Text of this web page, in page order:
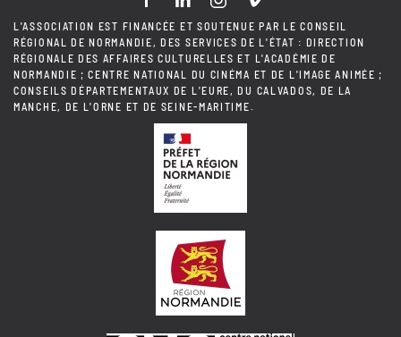
L'ASSOCIATION EST FINANCÉE ET SOUTENUE PAR LE CONSEIL
RÉGIONAL DE NORMANDIE, DES SERVICES DE L'ÉTAT : DIRECTION
RÉGIONALE DES AFFAIRES CULTURELLES ET L'ACADÉMIE DE
NORMANDIE ; CENTRE NATIONAL DU CINÉMA ET DE L'IMAGE ANIMÉE ;
CONSEILS DÉPARTEMENTAUX DE L'EURE, DU CALVADOS, DE LA
MANCHE, DE L'ORNE ET DE SEINE-MARITIME.